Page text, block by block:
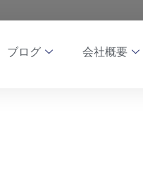
ブログ 会社概要